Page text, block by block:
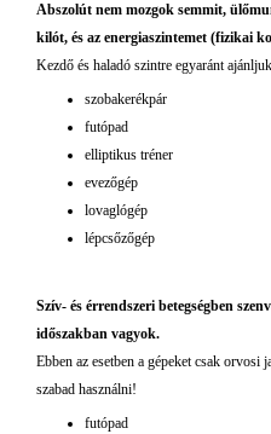
Abszolút nem mozgok semmit,
kilót, és az energiaszintemet (fizikai
Kezdő és haladó szintre egyaránt
szobakerékpár
futópad
elliptikus tréner
evezőgép
lovaglógép
lépcsőzőgép
Szív- és érrendszeri betegségben
időszakban vagyok.
Ebben az esetben a gépeket csak
szabad használni!
futópad